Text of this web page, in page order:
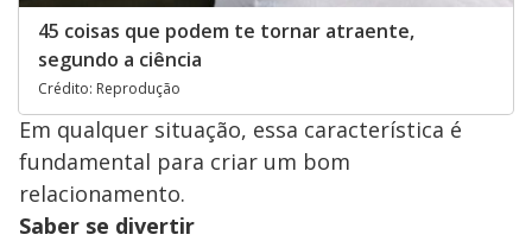
45 coisas que podem te tornar atraente,
segundo a ciência
Crédito: Reprodução
Em qualquer situação, essa característica é
fundamental para criar um bom
relacionamento.
Saber se divertir